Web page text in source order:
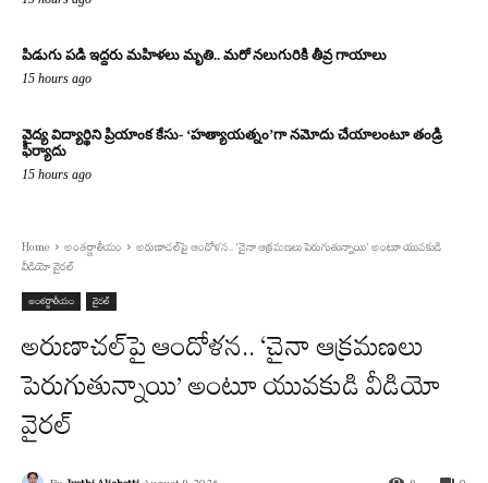
పిడుగు పడి ఇద్దరు మహిళలు మృతి.. మరో నలుగురికి తీవ్ర గాయాలు
15 hours ago
వైద్య విద్యార్థిని ప్రియాంక కేసు- ‘హత్యాయత్నం’గా నమోదు చేయాలంటూ తండ్రి
ఫిర్యాదు
15 hours ago